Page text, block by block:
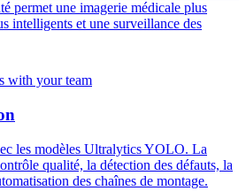
permet une imagerie médicale plus
intelligents et une surveillance des
les modèles Ultralytics YOLO. La
qualité, la détection des défauts, la
des chaînes de montage.